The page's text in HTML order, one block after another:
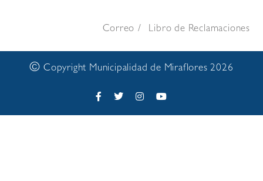
Correo Libro de Reclamaciones
© Copyright Municipalidad de Miraflores 2026